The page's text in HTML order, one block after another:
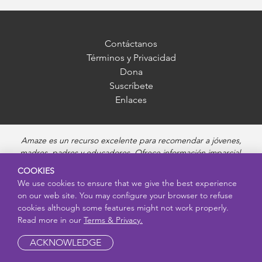
Contáctanos
Términos y Privacidad
Dona
Suscríbete
Enlaces
Amaze es un recurso excelente para recomendar a jóvenes,
madres, padres y educadores. Ofrece información imparcial,
precisa y adecuada para cada edad, y responde preguntas sobre
la pubertad, salud sexual, relaciones saludables, embarazo y
reproducción, seguridad en línea y enfermedades de transmisión
sexual. Amaze ofrece videos educativos atractivos y recursos más
profundos sobre cada uno de estos temas.
COOKIES
We use cookies to ensure that we give the best experience
on our web site. You may configure your browser to refuse
cookies although some features might not work properly.
Read more in our Terms & Privacy.
ACKNOWLEDGE